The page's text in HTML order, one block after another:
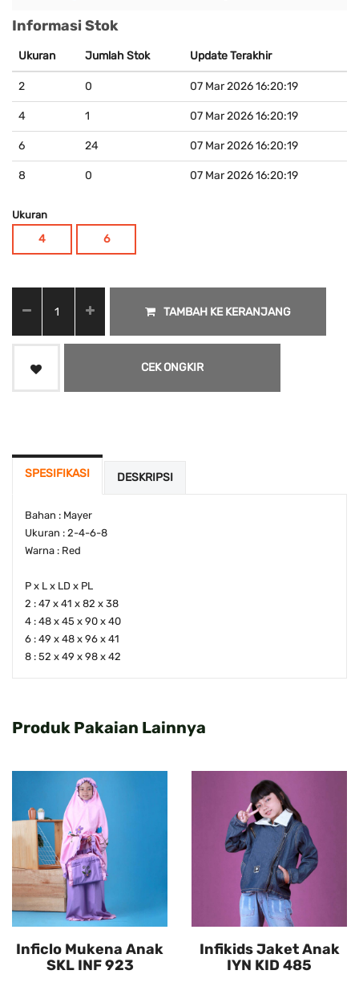
Informasi Stok
Ukuran Jumlah Stok Update Terakhir
2 0 07 Mar 2026 16:20:19
4 1 07 Mar 2026 16:20:19
6 24 07 Mar 2026 16:20:19
8 0 07 Mar 2026 16:20:19
Ukuran
4 6
TAMBAH KE KERANJANG
CEK ONGKIR
SPESIFIKASI DESKRIPSI
Bahan : Mayer
Ukuran : 2-4-6-8
Warna : Red
P x L x LD x PL
2 : 47 x 41 x 82 x 38
4 : 48 x 45 x 90 x 40
6 : 49 x 48 x 96 x 41
8 : 52 x 49 x 98 x 42
Produk Pakaian Lainnya
Inficlo Mukena Anak
SKL INF 923
Infikids Jaket Anak
IYN KID 485